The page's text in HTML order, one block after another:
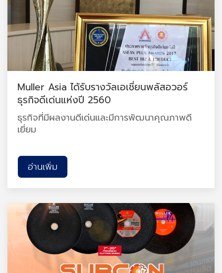
Muller Asia ได้รับรางวัลเอเชี่ยนพลัสอวอร์
ธุรกิจดีเด่นแห่งปี 2560
ธุรกิจที่มีผลงานดีเด่นและมีการพัฒนาคุณภาพดี
เยี่ยม
อ่านเพิ่ม